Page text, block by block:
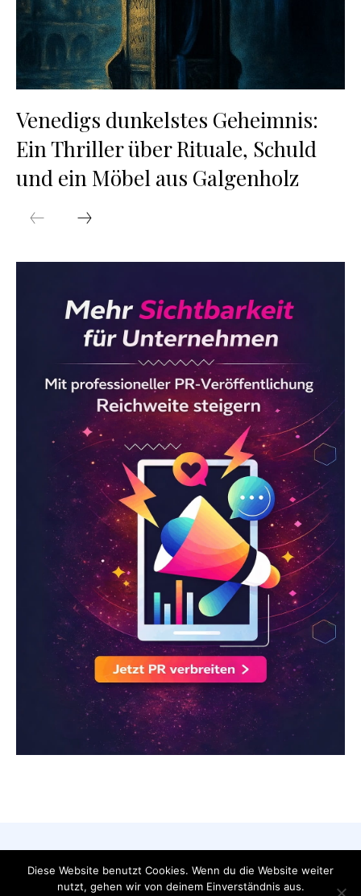
Venedigs dunkelstes Geheimnis:
Ein Thriller über Rituale, Schuld
und ein Möbel aus Galgenholz
AGB Datenschutzerklärung
FAQ
Impressum Kontakt
Diese Website benutzt Cookies. Wenn du die Website weiter
nutzt, gehen wir von deinem Einverständnis aus.